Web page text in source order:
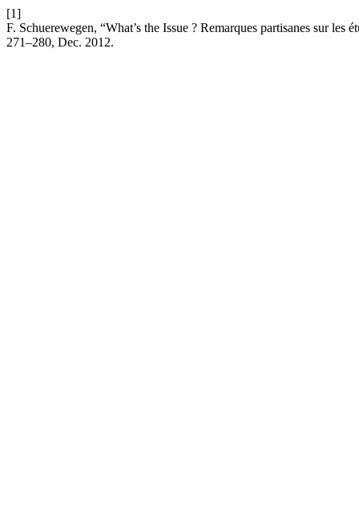
[1]
F. Schuerewegen, “What’s the Issue ? Remarques partisanes sur
271–280, Dec. 2012.